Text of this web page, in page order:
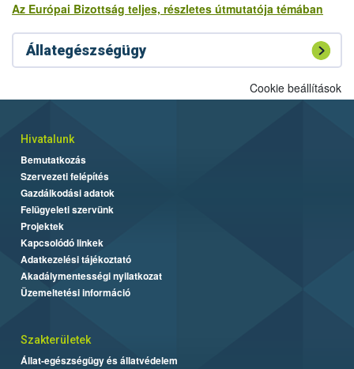
Az Európai Bizottság teljes, részletes útmutatója témában
Állategészségügy
Cookie beállítások
Hivatalunk
Bemutatkozás
Szervezeti felépítés
Gazdálkodási adatok
Felügyeleti szervünk
Projektek
Kapcsolódó linkek
Adatkezelési tájékoztató
Akadálymentességi nyilatkozat
Üzemeltetési információ
Szakterületek
Állat-egészségügy és állatvédelem